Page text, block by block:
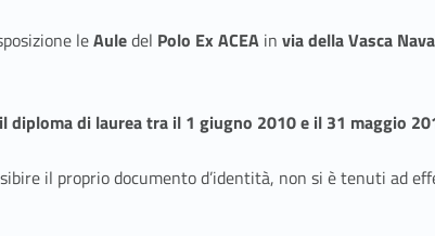
leAuledel Polo Ex ACEA in via della Vasca
di laurea tra il 1 giugno 2010 e il 31 maggio
il proprio documento d’identità, non si è tenuti ad